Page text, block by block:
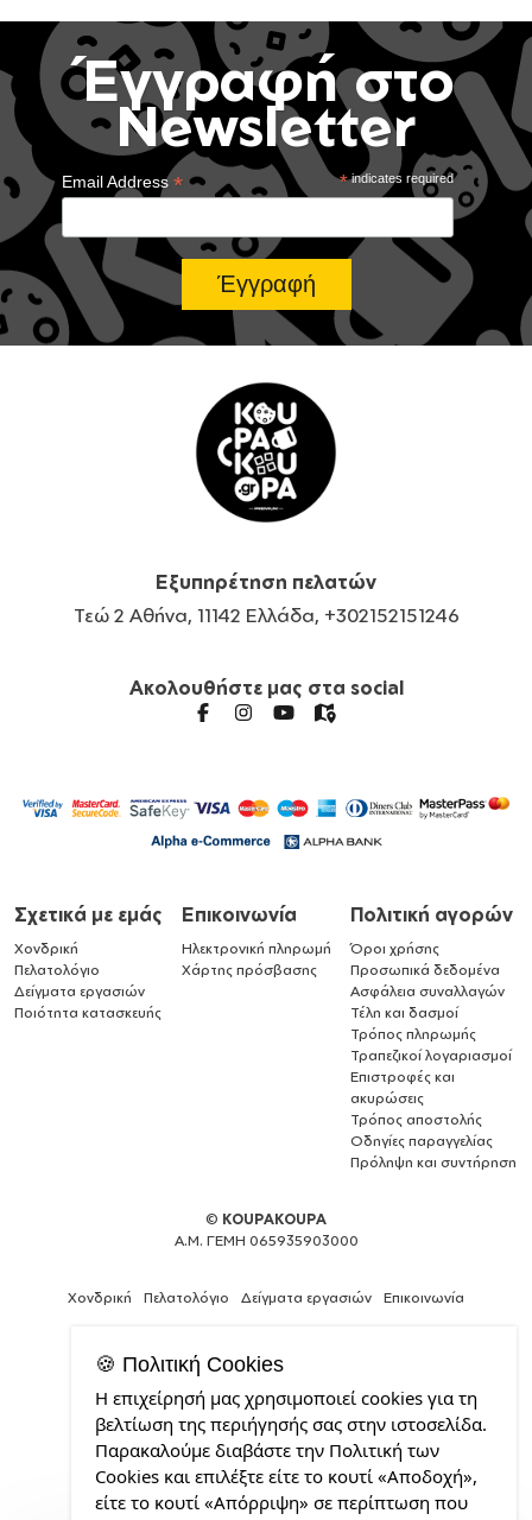
Έγγραφή στο
Newsletter
*indicates required
Email Address*
Εξυπηρέτηση πελατών
Τεώ 2 Αθήνα, 11142 Ελλάδα, +302152151246
Ακολουθήστε μας στα social
Σχετικά με εμάς
Χονδρική
Πελατολόγιο
Δείγματα εργασιών
Ποιότητα κατασκευής
Επικοινωνία
Ηλεκτρονική πληρωμή
Χάρτης πρόσβασης
Πολιτική αγορών
Όροι χρήσης
Προσωπικά δεδομένα
Ασφάλεια συναλλαγών
Τέλη και δασμοί
Τρόπος πληρωμής
Τραπεζικοί λογαριασμοί
Επιστροφές και
ακυρώσεις
Τρόπος αποστολής
Οδηγίες παραγγελίας
Πρόληψη και συντήρηση
© KOUPAKOUPA
Α.Μ. ΓΕΜΗ 065935903000
Χονδρική Πελατολόγιο Δείγματα εργασιών Επικοινωνία
Θέλεις
και
εσύ
μια
επαγγελματική
🍪 Πολιτική Cookies
Η επιχείρησή μας χρησιμοποιεί cookies για τη
βελτίωση της περιήγησής σας στην ιστοσελίδα.
Παρακαλούμε διαβάστε την Πολιτική των
Cookies και επιλέξτε είτε το κουτί «Αποδοχή»,
είτε το κουτί «Απόρριψη» σε περίπτωση που